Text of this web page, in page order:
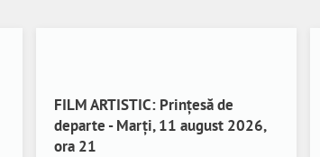
FILM ARTISTIC: Prințesă de
departe - Marți, 11 august 2026,
ora 21